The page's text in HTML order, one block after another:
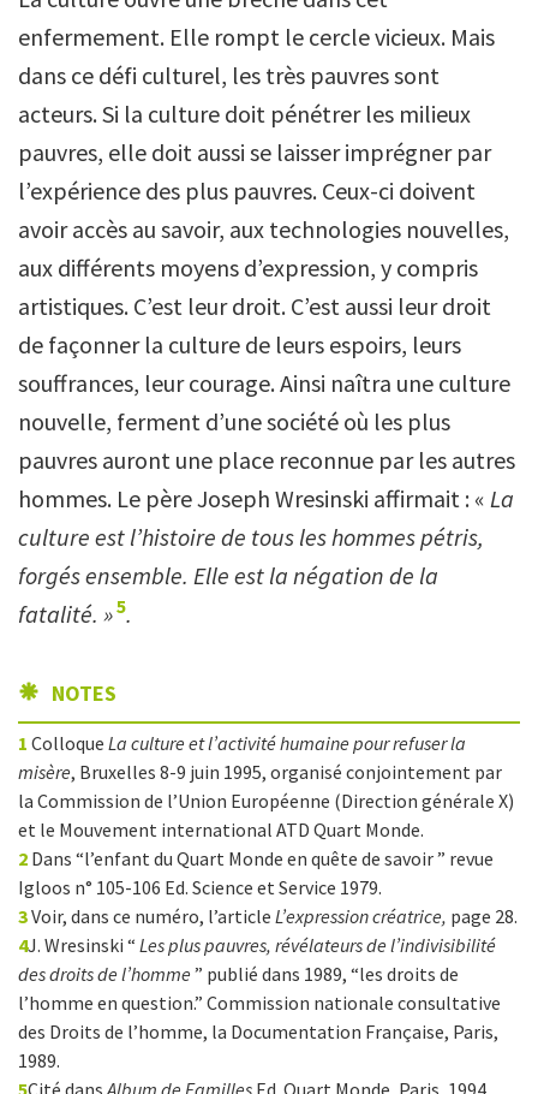
enfermement. Elle rompt le cercle vicieux. Mais
dans ce défi culturel, les très pauvres sont
acteurs. Si la culture doit pénétrer les milieux
pauvres, elle doit aussi se laisser imprégner par
l’expérience des plus pauvres. Ceux-ci doivent
avoir accès au savoir, aux technologies nouvelles,
aux différents moyens d’expression, y compris
artistiques. C’est leur droit. C’est aussi leur droit
de façonner la culture de leurs espoirs, leurs
souffrances, leur courage. Ainsi naîtra une culture
nouvelle, ferment d’une société où les plus
pauvres auront une place reconnue par les autres
hommes. Le père Joseph Wresinski affirmait : « La
culture est l’histoire de tous les hommes pétris,
forgés ensemble. Elle est la négation de la
fatalité. »5.
NOTES
1 Colloque La culture et l’activité humaine pour refuser la
misère, Bruxelles 8-9 juin 1995, organisé conjointement par
la Commission de l’Union Européenne (Direction générale X)
et le Mouvement international ATD Quart Monde.
2 Dans “l’enfant du Quart Monde en quête de savoir ” revue
Igloos n° 105-106 Ed. Science et Service 1979.
3Voir, dans ce numéro, l’article L’expression créatrice, page 28.
4J. Wresinski “ Les plus pauvres, révélateurs de l’indivisibilité
des droits de l’homme ” publié dans 1989, “les droits de
l’homme en question.” Commission nationale consultative
des Droits de l’homme, la Documentation Française, Paris,
1989.